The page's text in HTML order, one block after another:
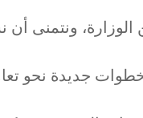
الوزارة، ونتمنى
خطوات جديدة نحو